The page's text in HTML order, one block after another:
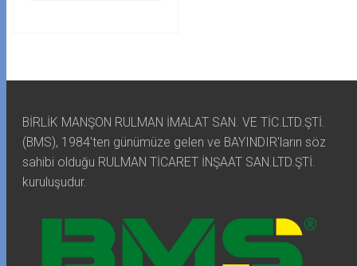
BİRLİK MANŞON RULMAN İMALAT SAN. VE TİC.LTD.ŞTİ.
(BMS), 1984'ten günümüze gelen ve BAYINDIR'ların söz
sahibi olduğu RULMAN TİCARET İNŞAAT SAN.LTD.ŞTİ.
kuruluşudur.